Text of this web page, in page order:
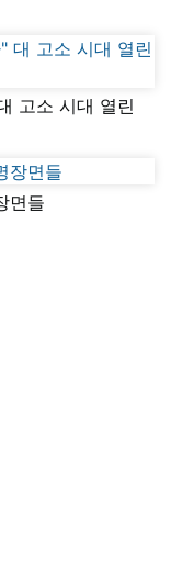
고소 시대 열린
면들